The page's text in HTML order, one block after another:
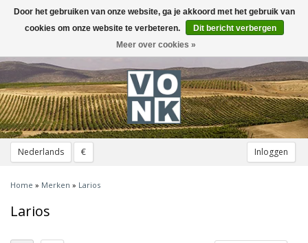
Nederlands € Inloggen
Toggle
navigation
Home » Merken » Larios
Larios
Door het gebruiken van onze website, ga je akkoord met het gebruik van
cookies om onze website te verbeteren.
Dit bericht verbergen
Meer over cookies »